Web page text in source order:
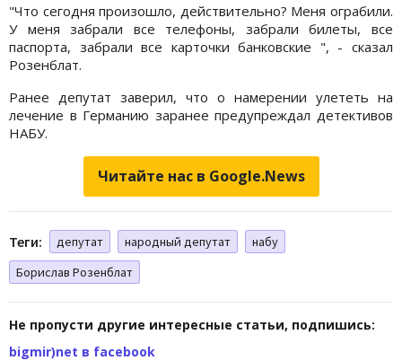
"Что сегодня произошло, действительно? Меня ограбили.
У меня забрали все телефоны, забрали билеты, все
паспорта, забрали все карточки банковские ", - сказал
Розенблат.
Ранее депутат заверил, что о намерении улететь на
лечение в Германию заранее предупреждал детективов
НАБУ.
Читайте нас в Google.News
Теги: депутат народный депутат
набу
Борислав Розенблат
Не пропусти другие интересные статьи, подпишись:
bigmir)net в facebook